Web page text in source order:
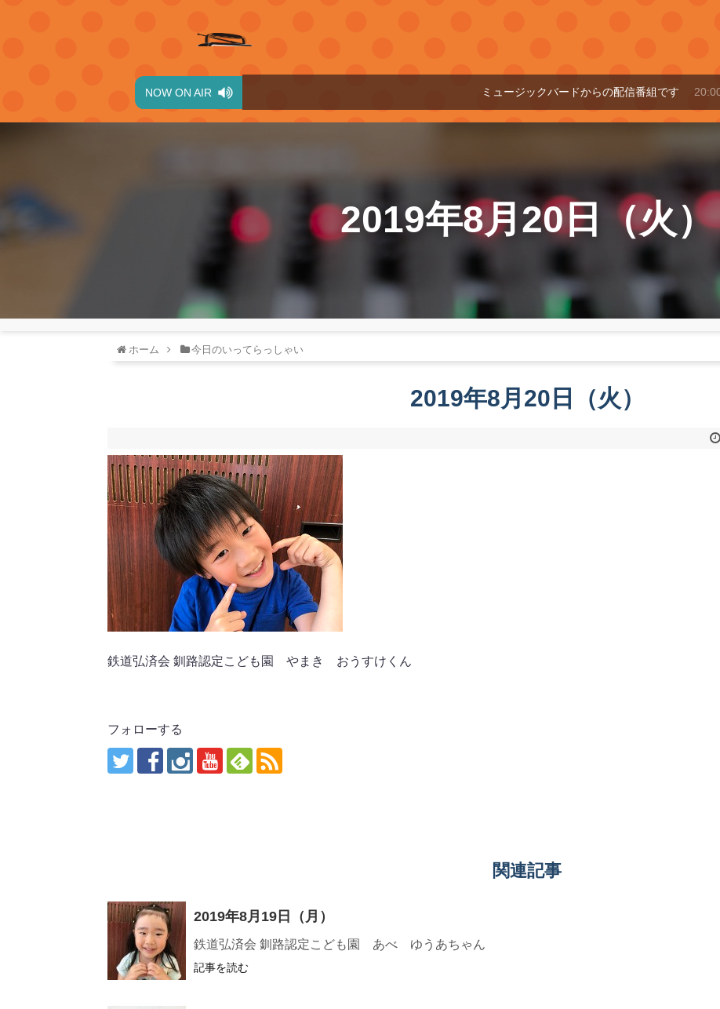
NOW ON AIR ミュージックバードからの配信番組です 20:00～24:00
2019年8月20日（火）
ホーム 今日のいってらっしゃい
2019年8月20日（火）
鉄道弘済会 釧路認定こども園 やまき おうすけくん
フォローする
関連記事
2019年8月19日（月）
鉄道弘済会 釧路認定こども園 あべ ゆうあちゃん
記事を読む